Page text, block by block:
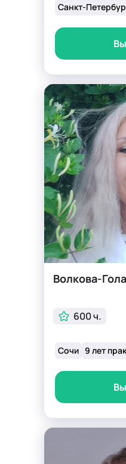
Санкт-
Волкова-
600 ч.
Сочи 9 лет